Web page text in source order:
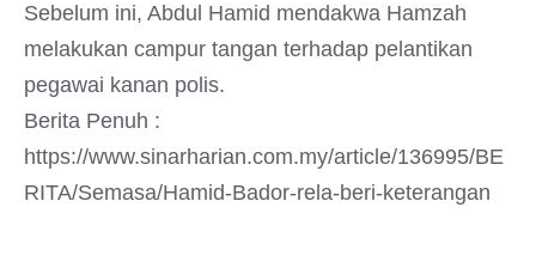
Sebelum ini, Abdul Hamid mendakwa Hamzah
melakukan campur tangan terhadap pelantikan
pegawai kanan polis.
Berita Penuh :
https://www.sinarharian.com.my/article/136995/BE
RITA/Semasa/Hamid-Bador-rela-beri-keterangan